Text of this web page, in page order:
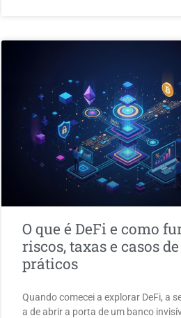
O que é DeFi e como
riscos, taxas e casos
práticos
Quando comecei a explorar DeFi, a
a de abrir a porta de um banco